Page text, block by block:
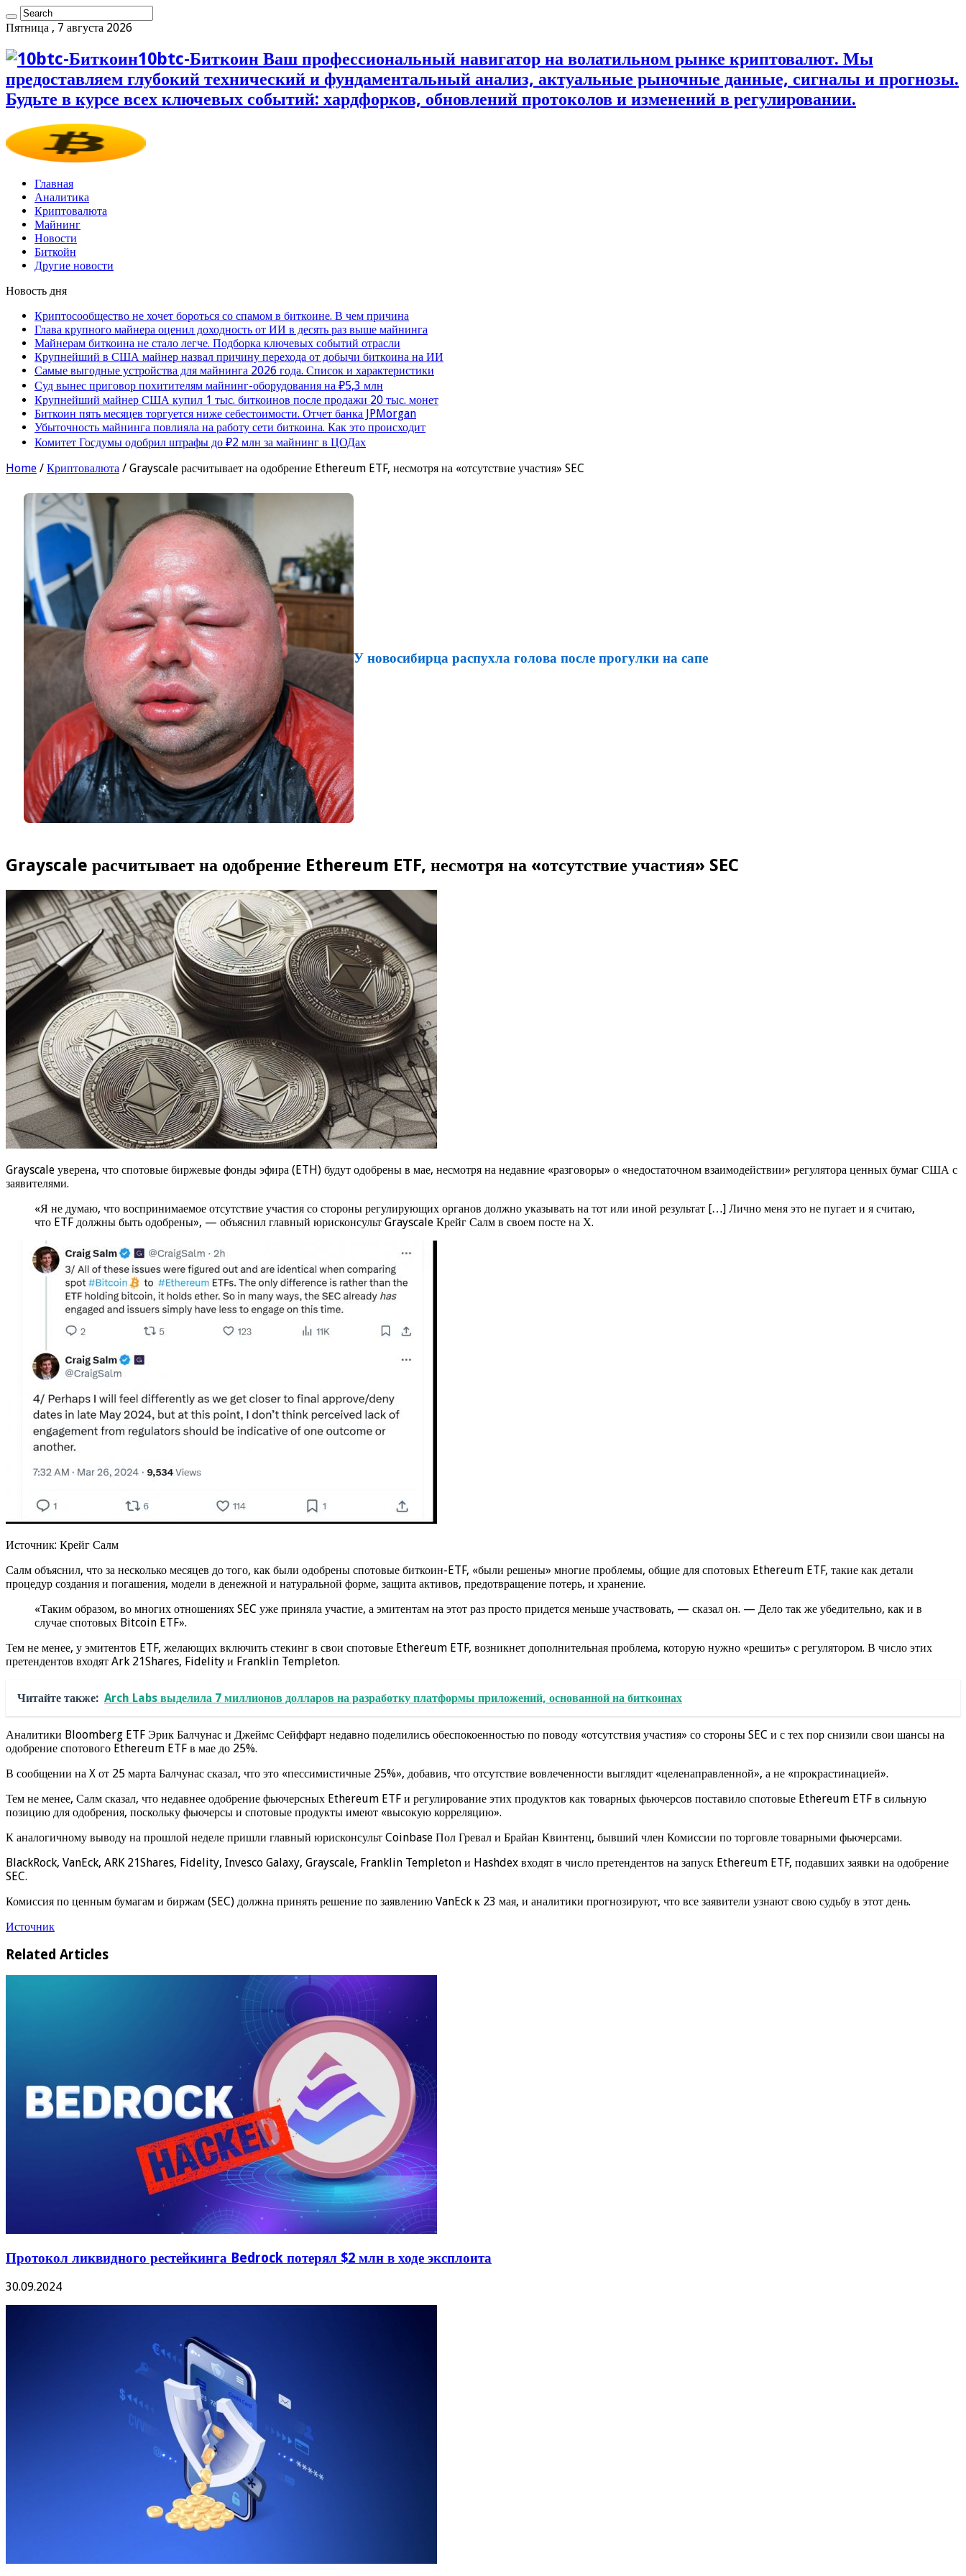
Пятница , 7 августа 2026
10btc-Биткоин Ваш профессиональный навигатор на волатильном рынке криптовалют. Мы
предоставляем глубокий технический и фундаментальный анализ, актуальные рыночные данные, сигналы и прогнозы.
Будьте в курсе всех ключевых событий: хардфорков, обновлений протоколов и изменений в регулировании.
Главная
Аналитика
Криптовалюта
Майнинг
Новости
Биткойн
Другие новости
Новость дня
Криптосообщество не хочет бороться со спамом в биткоине. В чем причина
Глава крупного майнера оценил доходность от ИИ в десять раз выше майнинга
Майнерам биткоина не стало легче. Подборка ключевых событий отрасли
Крупнейший в США майнер назвал причину перехода от добычи биткоина на ИИ
Самые выгодные устройства для майнинга 2026 года. Список и характеристики
Суд вынес приговор похитителям майнинг-оборудования на ₽5,3 млн
Крупнейший майнер США купил 1 тыс. биткоинов после продажи 20 тыс. монет
Биткоин пять месяцев торгуется ниже себестоимости. Отчет банка JPMorgan
Убыточность майнинга повлияла на работу сети биткоина. Как это происходит
Комитет Госдумы одобрил штрафы до ₽2 млн за майнинг в ЦОДах
Home / Криптовалюта / Grayscale расчитывает на одобрение Ethereum ETF, несмотря на «отсутствие участия» SEC
У новосибирца распухла голова после прогулки на сапе
Grayscale расчитывает на одобрение Ethereum ETF, несмотря на «отсутствие участия» SEC
Grayscale уверена, что спотовые биржевые фонды эфира (ETH) будут одобрены в мае, несмотря на недавние «разговоры» о «недостаточном взаимодействии» регулятора ценных бумаг США с
заявителями.
«Я не думаю, что воспринимаемое отсутствие участия со стороны регулирующих органов должно указывать на тот или иной результат […] Лично меня это не пугает и я считаю,
что ETF должны быть одобрены», — объяснил главный юрисконсульт Grayscale Крейг Салм в своем посте на Х.
Источник: Крейг Салм
Салм объяснил, что за несколько месяцев до того, как были одобрены спотовые биткоин-ETF, «были решены» многие проблемы, общие для спотовых Ethereum ETF, такие как детали
процедур создания и погашения, модели в денежной и натуральной форме, защита активов, предотвращение потерь, и хранение.
«Таким образом, во многих отношениях SEC уже приняла участие, а эмитентам на этот раз просто придется меньше участвовать, — сказал он. — Дело так же убедительно, как и в
случае спотовых Bitcoin ETF».
Тем не менее, у эмитентов ETF, желающих включить стекинг в свои спотовые Ethereum ETF, возникнет дополнительная проблема, которую нужно «решить» с регулятором. В число этих
претендентов входят Ark 21Shares, Fidelity и Franklin Templeton.
Читайте также: Arch Labs выделила 7 миллионов долларов на разработку платформы приложений, основанной на биткоинах
Аналитики Bloomberg ETF Эрик Балчунас и Джеймс Сейффарт недавно поделились обеспокоенностью по поводу «отсутствия участия» со стороны SEC и с тех пор снизили свои шансы на
одобрение спотового Ethereum ETF в мае до 25%.
В сообщении на X от 25 марта Балчунас сказал, что это «пессимистичные 25%», добавив, что отсутствие вовлеченности выглядит «целенаправленной», а не «прокрастинацией».
Тем не менее, Салм сказал, что недавнее одобрение фьючерсных Ethereum ETF и регулирование этих продуктов как товарных фьючерсов поставило спотовые Ethereum ETF в сильную
позицию для одобрения, поскольку фьючерсы и спотовые продукты имеют «высокую корреляцию».
К аналогичному выводу на прошлой неделе пришли главный юрисконсульт Coinbase Пол Гревал и Брайан Квинтенц, бывший член Комиссии по торговле товарными фьючерсами.
BlackRock, VanEck, ARK 21Shares, Fidelity, Invesco Galaxy, Grayscale, Franklin Templeton и Hashdex входят в число претендентов на запуск Ethereum ETF, подавших заявки на одобрение
SEC.
Комиссия по ценным бумагам и биржам (SEC) должна принять решение по заявлению VanEck к 23 мая, и аналитики прогнозируют, что все заявители узнают свою судьбу в этот день.
Источник
Related Articles
Протокол ликвидного рестейкинга Bedrock потерял $2 млн в ходе эксплоита
30.09.2024